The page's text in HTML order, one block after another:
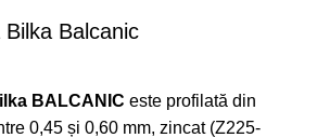
Balcanic
BALCANIC este profilată din
0,45 și 0,60 mm, zincat (Z225-